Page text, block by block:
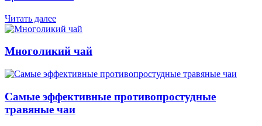
Читать далее
Многоликий чай
Самые эффективные противопростудные
травяные чаи